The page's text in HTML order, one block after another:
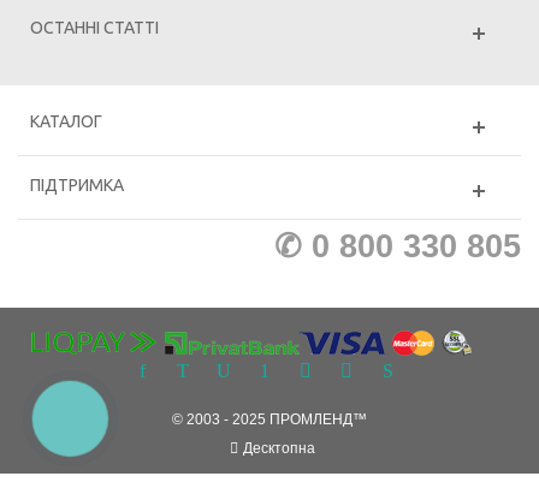
ОСТАННІ СТАТТІ
КАТАЛОГ
ПІДТРИМКА
✆ 0 800 330 805
© 2003 - 2025 ПРОМЛЕНД™
Десктопна